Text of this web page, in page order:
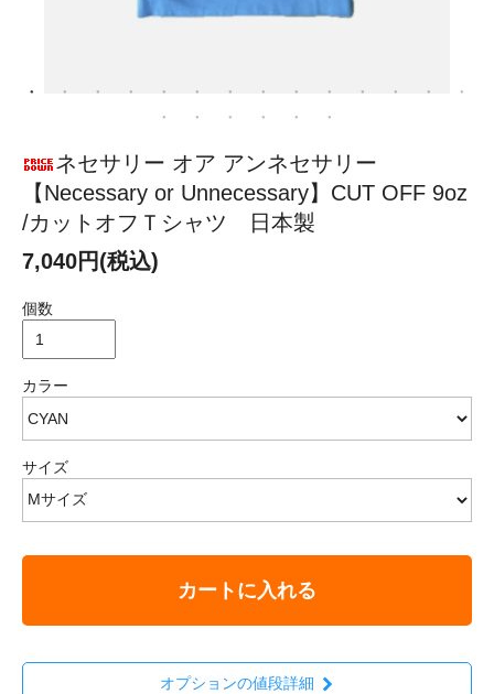
ネセサリー オア アンネセサリー
【Necessary or Unnecessary】CUT OFF 9oz
/カットオフＴシャツ 日本製
7,040円(税込)
個数
カラー
サイズ
カートに入れる
オプションの値段詳細